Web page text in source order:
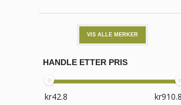
VIS ALLE MERKER
HANDLE ETTER PRIS